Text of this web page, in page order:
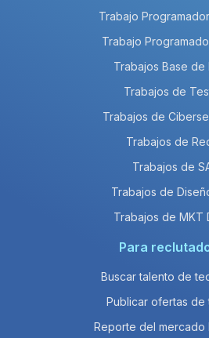
Trabajo
Trabajo
Trabajos Base de
Trabajos de
Trabajos de
Trabajos de
Trabajos de
Trabajos de
Trabajos de MKT
Para
Buscar talento de
Publicar ofertas de
Reporte del mercado